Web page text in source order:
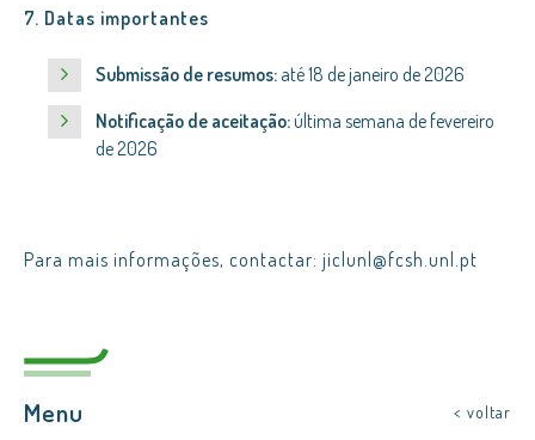
7. Datas importantes
Submissão de resumos: até 18 de janeiro de 2026
Notificação de aceitação:última semana de fevereiro
de 2026
Para mais informações, contactar: jiclunl@fcsh.unl.pt
Menu < voltar